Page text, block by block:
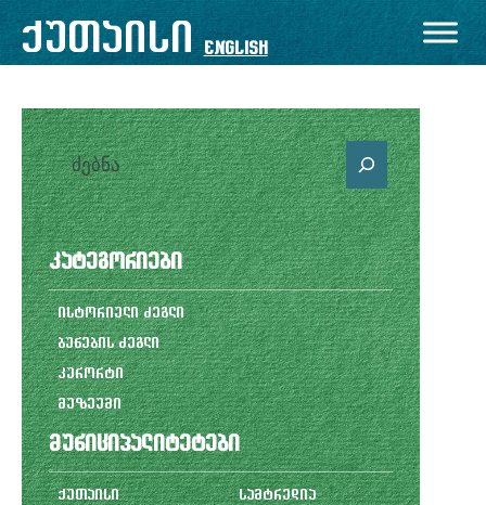
შიგთავსზე
გადასვლა
ქუთაისი English
ძებნა
კატეგორიები
ისტორიული ძეგლი
ბუნების ძეგლი
კურორტი
მუზეუმი
მუნიციპალიტეტები
ქუთაისი
სამტრედია